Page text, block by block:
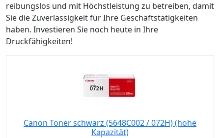
reibungslos und mit Höchstleistung zu betreiben, damit
Sie die Zuverlässigkeit für Ihre Geschäftstätigkeiten
haben. Investieren Sie noch heute in Ihre
Druckfähigkeiten!
Canon Toner schwarz (5648C002 / 072H) (hohe
Kapazität)